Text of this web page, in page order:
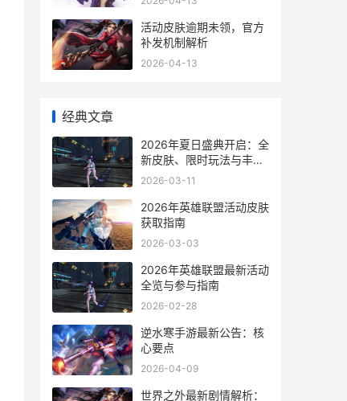
活动皮肤逾期未领，官方
补发机制解析
2026-04-13
经典文章
2026年夏日盛典开启：全
新皮肤、限时玩法与丰厚
福利解析
2026-03-11
2026年英雄联盟活动皮肤
获取指南
2026-03-03
2026年英雄联盟最新活动
全览与参与指南
2026-02-28
逆水寒手游最新公告：核
心要点
2026-04-09
世界之外最新剧情解析：